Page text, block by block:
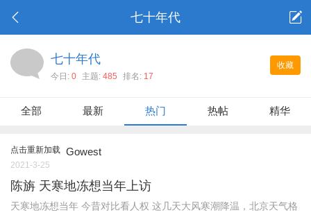
七十年代
收藏
七十年代
今日: 0 主题: 485 排名: 17
全部 最新 热门 热帖 精华
点击重新加载 Gowest
2021-3-25
陈旃 天寒地冻想当年上访
天寒地冻想当年 今昔对比看人权 这几天大风寒潮降温，北京天气格